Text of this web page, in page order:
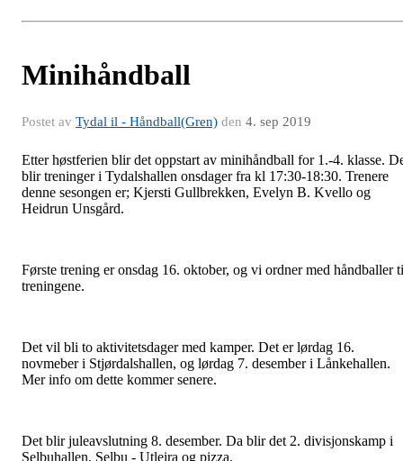
Minihåndball
Postet av Tydal il - Håndball(Gren) den 4. sep 2019
Etter høstferien blir det oppstart av minihåndball for 1.-4. klasse.
blir treninger i Tydalshallen onsdager fra kl 17:30-18:30. Trenere
denne sesongen er; Kjersti Gullbrekken, Evelyn B. Kvello og
Heidrun Unsgård.
Første trening er onsdag 16. oktober, og vi ordner med håndballer
treningene.
Det vil bli to aktivitetsdager med kamper. Det er lørdag 16.
novmeber i Stjørdalshallen, og lørdag 7. desember i Lånkehallen.
Mer info om dette kommer senere.
Det blir juleavslutning 8. desember. Da blir det 2. divisjonskamp i
Selbuhallen, Selbu - Utleira og pizza.